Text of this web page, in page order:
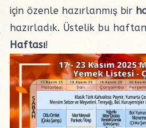
için özenle hazırlanmış bir
hazırladık. Üstelik bu
Haftası!